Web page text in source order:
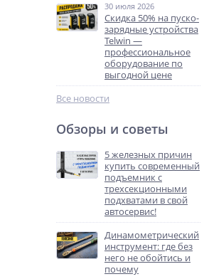
30 июля 2026
Скидка 50% на пуско-
зарядные устройства
Telwin —
профессиональное
оборудование по
выгодной цене
Все новости
Обзоры и советы
5 железных причин
купить современный
подъемник с
трехсекционными
подхватами в свой
автосервис!
Динамометрический
инструмент: где без
него не обойтись и
почему